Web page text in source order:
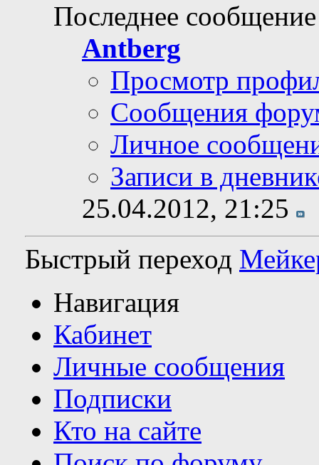
Последнее
Antberg
Просмотр
Сообщения
Личное
Записи в
25.04.2012, 21:25
Быстрый переход
Навигация
Кабинет
Личные сообщения
Подписки
Кто на сайте